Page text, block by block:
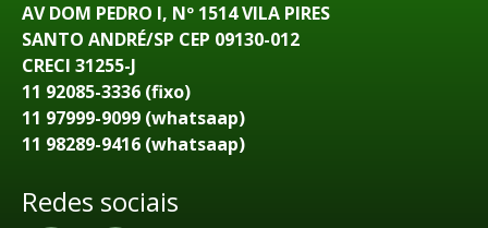
AV DOM PEDRO I, Nº 1514 VILA PIRES
SANTO ANDRÉ/SP CEP 09130-012
CRECI 31255-J
11 92085-3336 (fixo)
11 97999-9099 (whatsaap)
11 98289-9416 (whatsaap)
Redes sociais